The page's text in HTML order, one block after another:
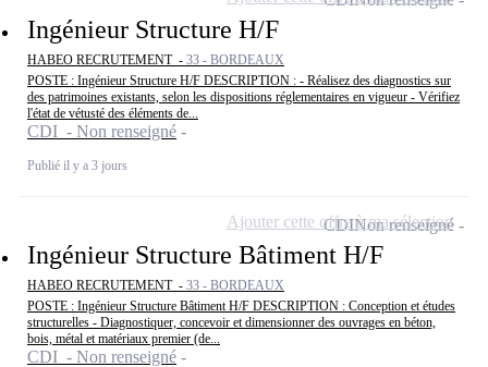
Ingénieur Structure H/F
HABEO RECRUTEMENT - 33 - BORDEAUX
POSTE : Ingénieur Structure H/F DESCRIPTION : - Réalisez des diagnostics sur
des patrimoines existants, selon les dispositions réglementaires en vigueur - Vérifiez
l'état de vétusté des éléments de...
CDI - Non renseigné
Publié il y a 3 jours
Ingénieur Structure Bâtiment H/F
HABEO RECRUTEMENT - 33 - BORDEAUX
POSTE : Ingénieur Structure Bâtiment H/F DESCRIPTION : Conception et études
structurelles - Diagnostiquer, concevoir et dimensionner des ouvrages en béton,
bois, métal et matériaux premier (de...
CDI - Non renseigné
CDINon renseigné
Ajouter cette offre à ma sélection